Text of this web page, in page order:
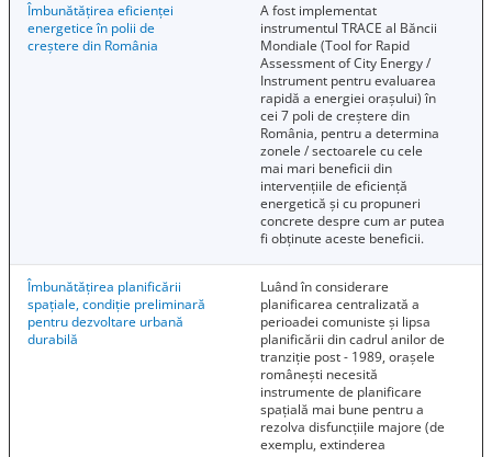
Îmbunătățirea eficienței
energetice în polii de
creștere din România
A fost implementat
instrumentul TRACE al Băncii
Mondiale (Tool for Rapid
Assessment of City Energy /
Instrument pentru evaluarea
rapidă a energiei orașului) în
cei 7 poli de creștere din
România, pentru a determina
zonele / sectoarele cu cele
mai mari beneficii din
intervențiile de eficiență
energetică și cu propuneri
concrete despre cum ar putea
fi obținute aceste beneficii.
Îmbunătățirea planificării
spațiale, condiție preliminară
pentru dezvoltare urbană
durabilă
Luând în considerare
planificarea centralizată a
perioadei comuniste și lipsa
planificării din cadrul anilor de
tranziție post - 1989, orașele
românești necesită
instrumente de planificare
spațială mai bune pentru a
rezolva disfuncțiile majore (de
exemplu, extinderea